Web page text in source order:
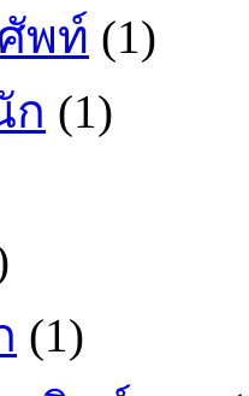
พท์ (1)
ก (1)
(1)